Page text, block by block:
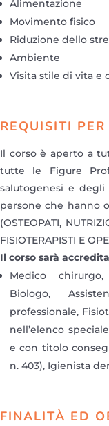
Alimentazione
Movimento fisico
Riduzione dello
Ambiente
Visita stile di vita e
REQUISITI
Il corso è aperto a
tutte le Figure
salutogenesi e
persone che hanno
(OSTEOPATI,
FISIOTERAPISTI E
Il corso sarà
Medico chirurgo,
Biologo,
professionale,
nell’elenco
e con titolo
n. 403), Igienista
FINALITÀ ED